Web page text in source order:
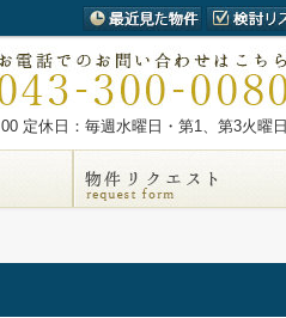
定休日：毎週水曜日・第1、第3火曜日